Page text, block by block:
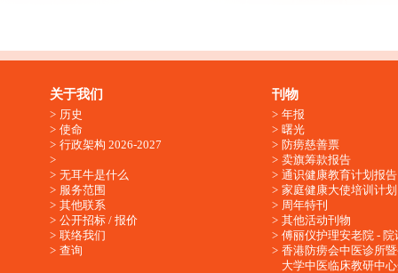
关于我们
历史
使命
行政架构 2026-2027
无耳牛是什么
服务范围
其他联系
公开招标 / 报价
联络我们
查询
刊物
年报
曙光
防痨慈善票
卖旗筹款报告
通识健康教育计划报告
家庭健康大使培训计划
周年特刊
其他活动刊物
傅丽仪护理安老院 - 院
香港防痨会中医诊所
大学中医临床教研中